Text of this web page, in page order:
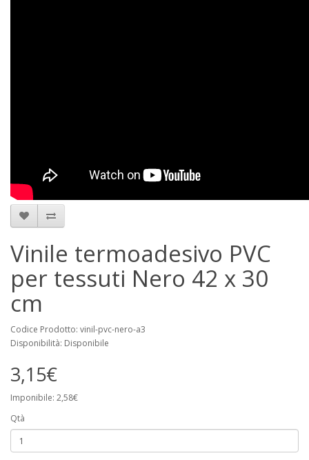
Vinile termoadesivo PVC
per tessuti Nero 42 x 30
cm
Codice Prodotto: vinil-pvc-nero-a3
Disponibilità: Disponibile
3,15€
Imponibile: 2,58€
Qtà